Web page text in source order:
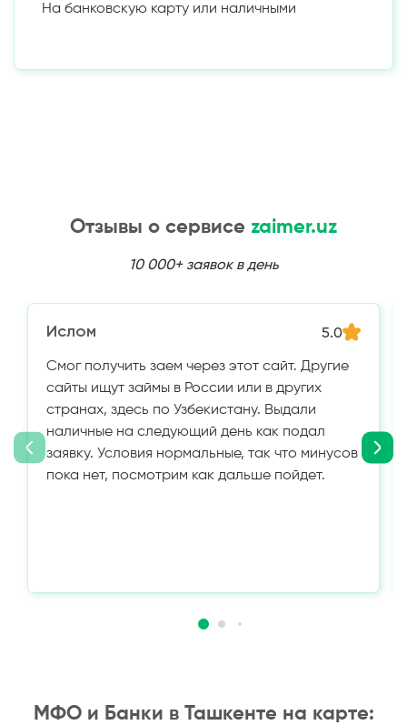
На банковскую карту или наличными
Отзывы о сервисе zaimer.uz
10 000+ заявок в день
Ислом 5.0
Смог получить заем через этот сайт. Другие
сайты ищут займы в России или в других
странах, здесь по Узбекистану. Выдали
наличные на следующий день как подал
заявку. Условия нормальные, так что минусов
пока нет, посмотрим как дальше пойдет.
МФО и Банки в Ташкенте на карте: